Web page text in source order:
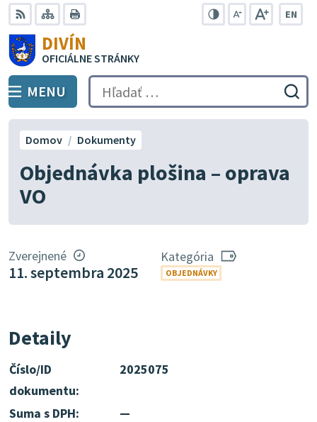
Preskočiť
na
obsah
RSS Mapa
EN
DIVÍN
OFICIÁLNE STRÁNKY
PREPNÚŤ
MENU Hľadať:
Objednávka plošina – oprava
VO
Domov Dokumenty
Zverejnené
11. septembra 2025
Kategória
OBJEDNÁVKY
Detaily
Číslo/ID
dokumentu:
2025075
Suma s DPH:
—